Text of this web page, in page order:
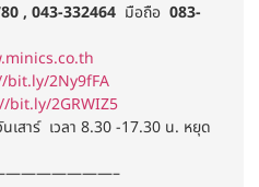
, 043-332464 มือถือ 083-
bit.ly/2Ny9fFA
bit.ly/2GRWIZ5
เสาร์ เวลา 8.30 -17.30 น. หยุด